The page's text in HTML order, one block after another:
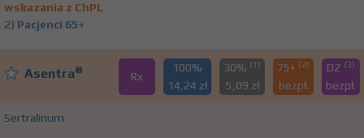
wskazania z ChPL
2) Pacjenci 65+
Asentra® Rx
100%
14,24 zł
30% (1)
5,09 zł
75+ (2)
bezpł.
DZ (3)
bezpł.
Sertralinum